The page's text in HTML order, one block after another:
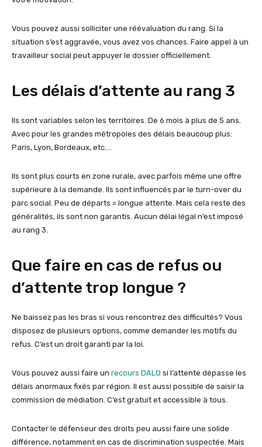
Vous pouvez aussi solliciter une réévaluation du rang. Si la
situation s’est aggravée, vous avez vos chances. Faire appel à un
travailleur social peut appuyer le dossier officiellement.
Les délais d’attente au rang 3
Ils sont variables selon les territoires. De 6 mois à plus de 5 ans.
Avec pour les grandes métropoles des délais beaucoup plus:
Paris, Lyon, Bordeaux, etc.…
Ils sont plus courts en zone rurale, avec parfois même une offre
supérieure à la demande. Ils sont influencés par le turn-over du
parc social. Peu de départs = longue attente. Mais cela reste des
généralités, ils sont non garantis. Aucun délai légal n’est imposé
au rang 3.
Que faire en cas de refus ou
d’attente trop longue ?
Ne baissez pas les bras si vous rencontrez des difficultés? Vous
disposez de plusieurs options, comme demander les motifs du
refus. C’est un droit garanti par la loi.
Vous pouvez aussi faire un recours DALO si l’attente dépasse les
délais anormaux fixés par région. Il est aussi possible de saisir la
commission de médiation. C’est gratuit et accessible à tous.
Contacter le défenseur des droits peu aussi faire une solide
différence, notamment en cas de discrimination suspectée. Mais